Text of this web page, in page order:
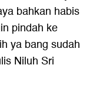
bahkan habis
pindah ke
ya bang sudah
Niluh Sri